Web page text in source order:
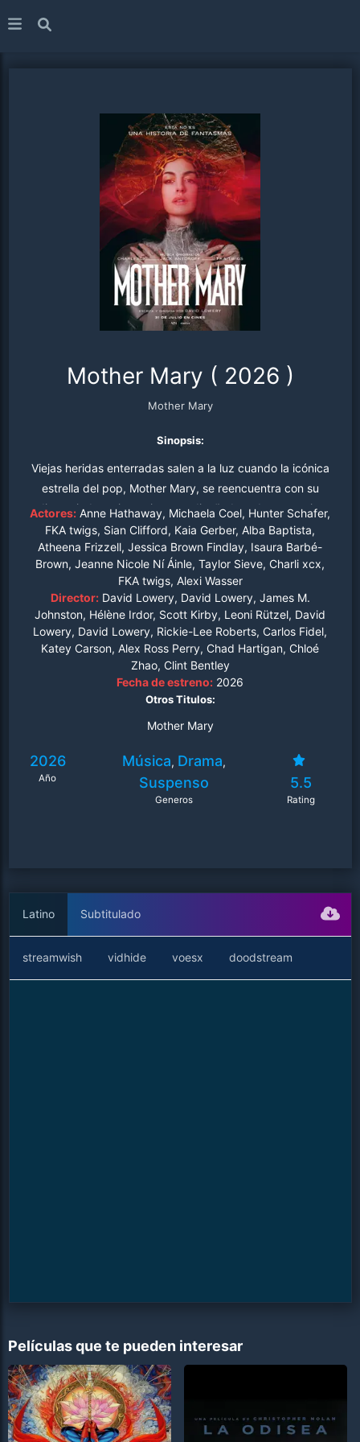
Mother Mary ( 2026 )
Mother Mary
Sinopsis:
Viejas heridas enterradas salen a la luz cuando la icónica
estrella del pop, Mother Mary, se reencuentra con su
distanciada mejor amiga y exdiseñadora de vestuario,
Sam Anselm, en la víspera de su actuación de regreso.
Actores: Anne Hathaway, Michaela Coel, Hunter Schafer,
FKA twigs, Sian Clifford, Kaia Gerber, Alba Baptista,
Atheena Frizzell, Jessica Brown Findlay, Isaura Barbé-
Brown, Jeanne Nicole Ní Áinle, Taylor Sieve, Charli xcx,
FKA twigs, Alexi Wasser
Director: David Lowery, David Lowery, James M.
Johnston, Hélène Irdor, Scott Kirby, Leoni Rützel, David
Lowery, David Lowery, Rickie-Lee Roberts, Carlos Fidel,
Katey Carson, Alex Ross Perry, Chad Hartigan, Chloé
Zhao, Clint Bentley
Fecha de estreno: 2026
Otros Titulos:
Mother Mary
2026
Año
Música, Drama,
Suspenso
Generos
5.5
Rating
Latino Subtitulado
streamwish vidhide voesx doodstream
Películas que te pueden interesar